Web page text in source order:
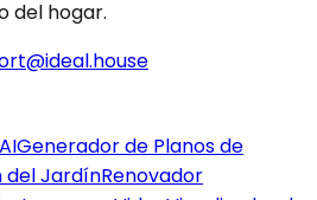
del hogar.
Generador de Planos de
del JardínRenovador